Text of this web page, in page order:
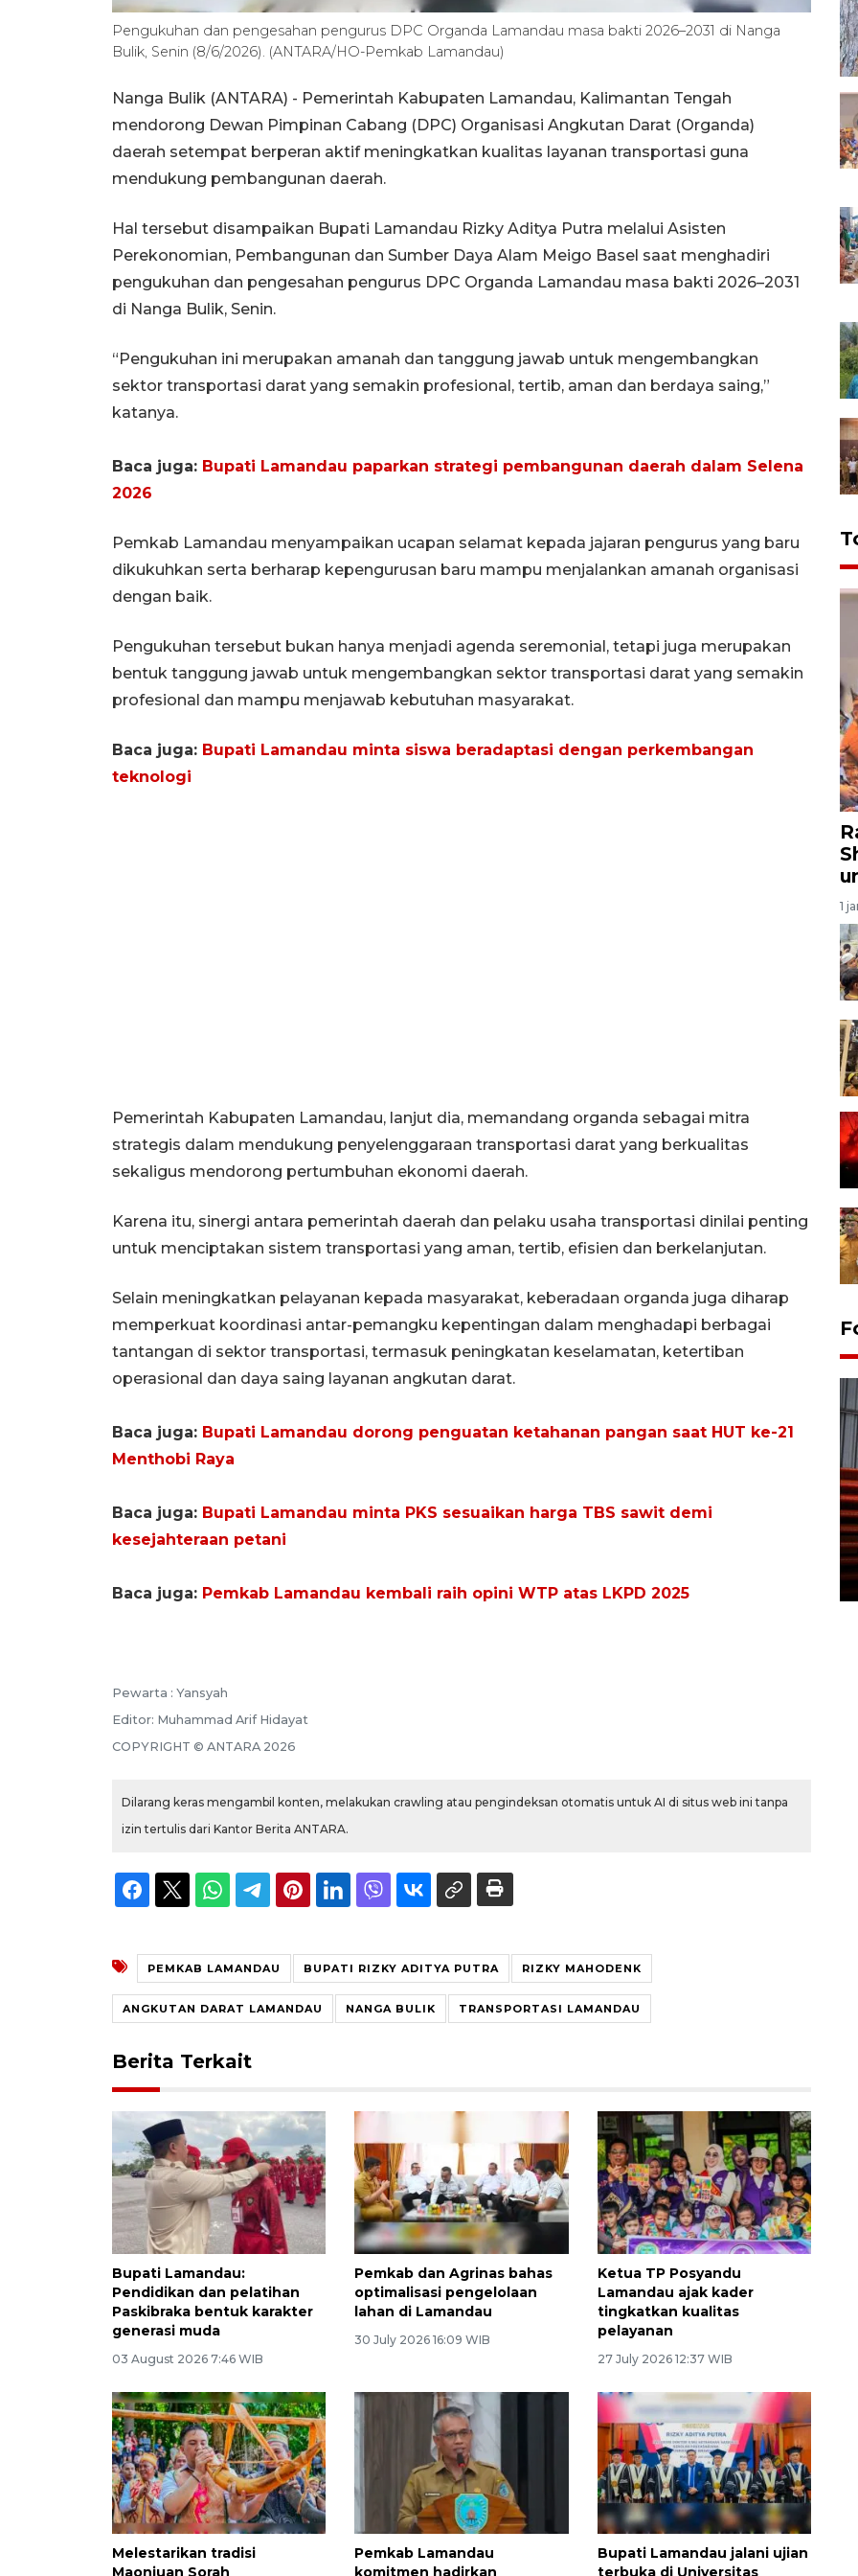
Pengukuhan dan pengesahan pengurus DPC Organda Lamandau masa bakti 2026–2031 di Nanga
Bulik, Senin (8/6/2026). (ANTARA/HO-Pemkab Lamandau)
Nanga Bulik (ANTARA) - Pemerintah Kabupaten Lamandau, Kalimantan Tengah
mendorong Dewan Pimpinan Cabang (DPC) Organisasi Angkutan Darat (Organda)
daerah setempat berperan aktif meningkatkan kualitas layanan transportasi guna
mendukung pembangunan daerah.
Hal tersebut disampaikan Bupati Lamandau Rizky Aditya Putra melalui Asisten
Perekonomian, Pembangunan dan Sumber Daya Alam Meigo Basel saat menghadiri
pengukuhan dan pengesahan pengurus DPC Organda Lamandau masa bakti 2026–2031
di Nanga Bulik, Senin.
“Pengukuhan ini merupakan amanah dan tanggung jawab untuk mengembangkan
sektor transportasi darat yang semakin profesional, tertib, aman dan berdaya saing,”
katanya.
Baca juga: Bupati Lamandau paparkan strategi pembangunan daerah dalam Selena
2026
Pemkab Lamandau menyampaikan ucapan selamat kepada jajaran pengurus yang baru
dikukuhkan serta berharap kepengurusan baru mampu menjalankan amanah organisasi
dengan baik.
Pengukuhan tersebut bukan hanya menjadi agenda seremonial, tetapi juga merupakan
bentuk tanggung jawab untuk mengembangkan sektor transportasi darat yang semakin
profesional dan mampu menjawab kebutuhan masyarakat.
Baca juga: Bupati Lamandau minta siswa beradaptasi dengan perkembangan
teknologi
Pemerintah Kabupaten Lamandau, lanjut dia, memandang organda sebagai mitra
strategis dalam mendukung penyelenggaraan transportasi darat yang berkualitas
sekaligus mendorong pertumbuhan ekonomi daerah.
Karena itu, sinergi antara pemerintah daerah dan pelaku usaha transportasi dinilai penting
untuk menciptakan sistem transportasi yang aman, tertib, efisien dan berkelanjutan.
Selain meningkatkan pelayanan kepada masyarakat, keberadaan organda juga diharap
memperkuat koordinasi antar-pemangku kepentingan dalam menghadapi berbagai
tantangan di sektor transportasi, termasuk peningkatan keselamatan, ketertiban
operasional dan daya saing layanan angkutan darat.
Baca juga: Bupati Lamandau dorong penguatan ketahanan pangan saat HUT ke-21
Menthobi Raya
Baca juga: Bupati Lamandau minta PKS sesuaikan harga TBS sawit demi
kesejahteraan petani
Baca juga: Pemkab Lamandau kembali raih opini WTP atas LKPD 2025
Pewarta : Yansyah
Editor: Muhammad Arif Hidayat
COPYRIGHT © ANTARA 2026
Dilarang keras mengambil konten, melakukan crawling atau pengindeksan otomatis untuk AI di situs web ini tanpa
izin tertulis dari Kantor Berita ANTARA.
PEMKAB LAMANDAU BUPATI RIZKY ADITYA PUTRA RIZKY MAHODENK
ANGKUTAN DARAT LAMANDAU NANGA BULIK TRANSPORTASI LAMANDAU
Berita Terkait
Bupati Lamandau:
Pendidikan dan pelatihan
Paskibraka bentuk karakter
generasi muda
03 August 2026 7:46 WIB
Pemkab dan Agrinas bahas
optimalisasi pengelolaan
lahan di Lamandau
30 July 2026 16:09 WIB
Ketua TP Posyandu
Lamandau ajak kader
tingkatkan kualitas
pelayanan
27 July 2026 12:37 WIB
Melestarikan tradisi
Pemkab Lamandau
Bupati Lamandau jalani ujian
1
Prediksi puncak musim